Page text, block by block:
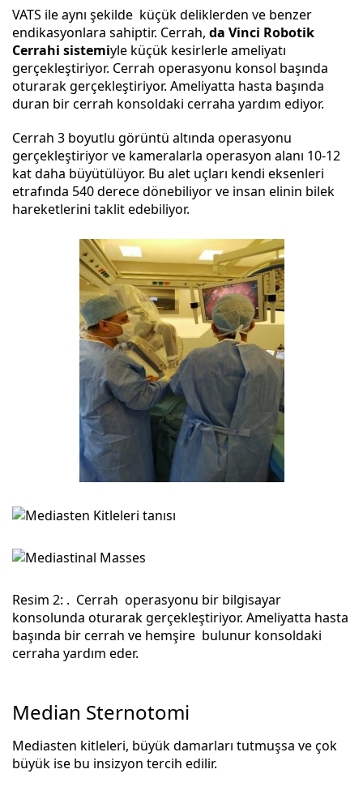
VATS ile aynı şekilde küçük deliklerden ve benzer
endikasyonlara sahiptir. Cerrah, da Vinci Robotik
Cerrahi sistemiyle küçük kesirlerle ameliyatı
gerçekleştiriyor. Cerrah operasyonu konsol başında
oturarak gerçekleştiriyor. Ameliyatta hasta başında
duran bir cerrah konsoldaki cerraha yardım ediyor.
Cerrah 3 boyutlu görüntü altında operasyonu
gerçekleştiriyor ve kameralarla operasyon alanı 10-12
kat daha büyütülüyor. Bu alet uçları kendi eksenleri
etrafında 540 derece dönebiliyor ve insan elinin bilek
hareketlerini taklit edebiliyor.
Resim 2: . Cerrah operasyonu bir bilgisayar
konsolunda oturarak gerçekleştiriyor. Ameliyatta hasta
başında bir cerrah ve hemşire bulunur konsoldaki
cerraha yardım eder.
Median Sternotomi
Mediasten kitleleri, büyükdamarları tutmuşsa ve çok
büyük ise bu insizyon tercih edilir.